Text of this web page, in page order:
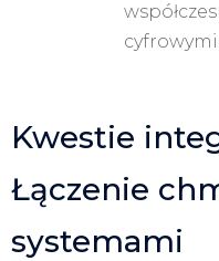
cyfrowymi.
Kwestie
Łączenie
systemami